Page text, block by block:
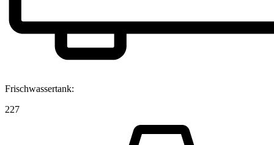
Frischwassertank:
227